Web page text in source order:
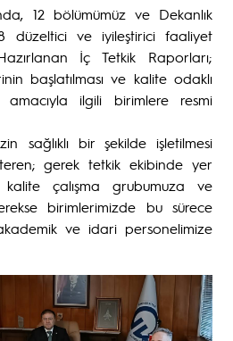
12 bölümümüz ve Dekanlık
düzeltici ve iyileştirici faaliyet
İç Tetkik Raporları;
başlatılması ve kalite odaklı
amacıyla ilgili birimlere resmi
sağlıklı bir şekilde işletilmesi
gerek tetkik ekibinde yer
çalışma grubumuza ve
birimlerimizde bu sürece
ve idari personelimize